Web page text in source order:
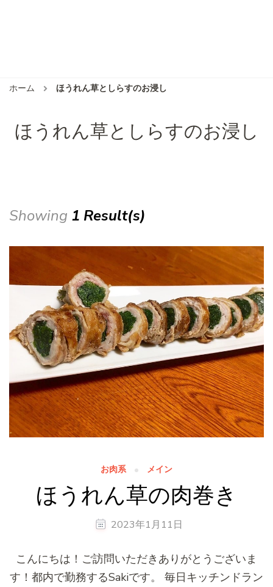
ホーム ほうれん草としらすのお浸し
ほうれん草としらすのお浸し
Showing 1 Result(s)
お肉系 メイン
ほうれん草の肉巻き
2023年1月11日
こんにちは！ご訪問いただきありがとうございま
す！都内で勤務するSakiです。 毎日キッチンドラン